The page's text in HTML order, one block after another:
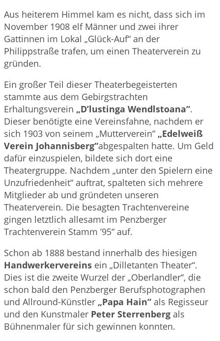
Aus heiterem Himmel kam es nicht, dass sich im
November 1908 elf Männer und zwei ihrer
Gattinnen im Lokal „Glück-Auf“ an der
Philippstraße trafen, um einen Theaterverein zu
gründen.
Ein großer Teil dieser Theaterbegeisterten
stammte aus dem Gebirgstrachten
Erhaltungsverein „D’lustinga Wendlstoana“.
Dieser benötigte eine Vereinsfahne, nachdem er
sich 1903 von seinem „Mutterverein“ „Edelweiß
Verein Johannisberg“abgespalten hatte. Um Geld
dafür einzuspielen, bildete sich dort eine
Theatergruppe. Nachdem „unter den Spielern eine
Unzufriedenheit“ auftrat, spalteten sich mehrere
Mitglieder ab und gründeten unseren
Theaterverein. Die besagten Trachtenvereine
gingen letztlich allesamt im Penzberger
Trachtenverein Stamm ’95“ auf.
Schon ab 1888 bestand innerhalb des hiesigen
Handwerkervereins ein „Dilletanten Theater“.
Dies ist die zweite Wurzel der „Oberlandler“, die
schon bald den Penzberger Berufsphotographen
und Allround-Künstler „Papa Hain“ als Regisseur
und den Kunstmaler Peter Sterrenberg als
Bühnenmaler für sich gewinnen konnten.